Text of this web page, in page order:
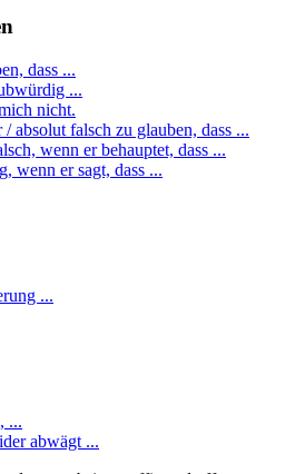
dass ...
...
nicht.
absolut falsch zu glauben, dass ...
wenn er behauptet, dass ...
wenn er sagt, dass ...
...
...
abwägt ...